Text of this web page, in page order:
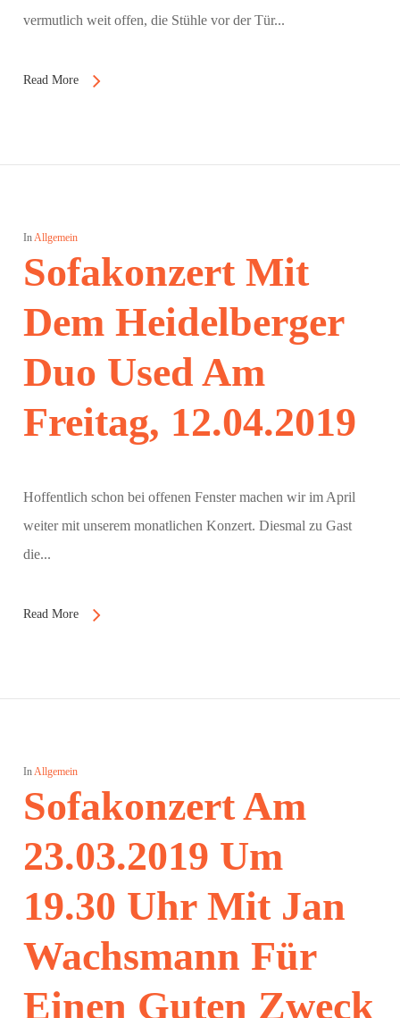
vermutlich weit offen, die Stühle vor der Tür...
Read More
InAllgemein
Sofakonzert Mit
Dem Heidelberger
Duo Used Am
Freitag, 12.04.2019
Hoffentlich schon bei offenen Fenster machen wir im April
weiter mit unserem monatlichen Konzert. Diesmal zu Gast
die...
Read More
InAllgemein
Sofakonzert Am
23.03.2019 Um
19.30 Uhr Mit Jan
Wachsmann Für
Einen Guten Zweck